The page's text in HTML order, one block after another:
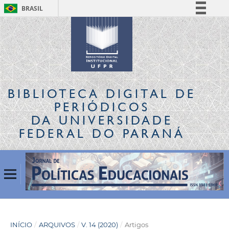
BRASIL
Simplifique!
Comunica BR
Participe
Acesso à informação
Legislação
Canais
BIBLIOTECA DIGITALDE
PERIÓDICOS
DA UNIVERSIDADE
FEDERAL DO PARANÁ
INÍCIO / ARQUIVOS / V. 14 (2020) / Artigos